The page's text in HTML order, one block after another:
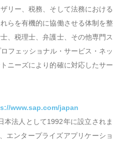
リー、税務、そして法務における
らを有機的に協働させる体制を整
、税理士、弁護士、その他専門ス
フェッショナル・サービス・ネッ
ニーズにより的確に対応したサー
www.sap.com/japan
本法人として1992年に設立されま
エンタープライズアプリケーショ